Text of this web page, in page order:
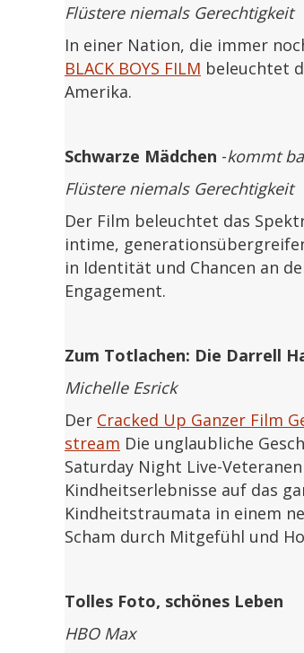
Flüstere niemals Gerechtigkeit
In einer Nation, die immer
BLACK BOYS FILM beleuchtet
Amerika.
Schwarze Mädchen -kommt
Flüstere niemals Gerechtigkeit
Der Film beleuchtet das
intime,
in Identität und Chancen an
Engagement.
Zum Totlachen: Die Darrell
Michelle Esrick
Der Cracked Up Ganzer Film
stream Die unglaubliche
Saturday Night Live-
Kindheitserlebnisse auf das
Kindheitstraumata in einem
Scham durch Mitgefühl und
Tolles Foto, schönes Leben
HBO Max